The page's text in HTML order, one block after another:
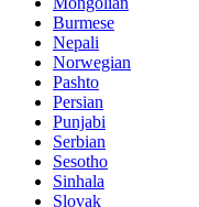
Burmese
Nepali
Norwegian
Pashto
Persian
Punjabi
Serbian
Sesotho
Sinhala
Slovak